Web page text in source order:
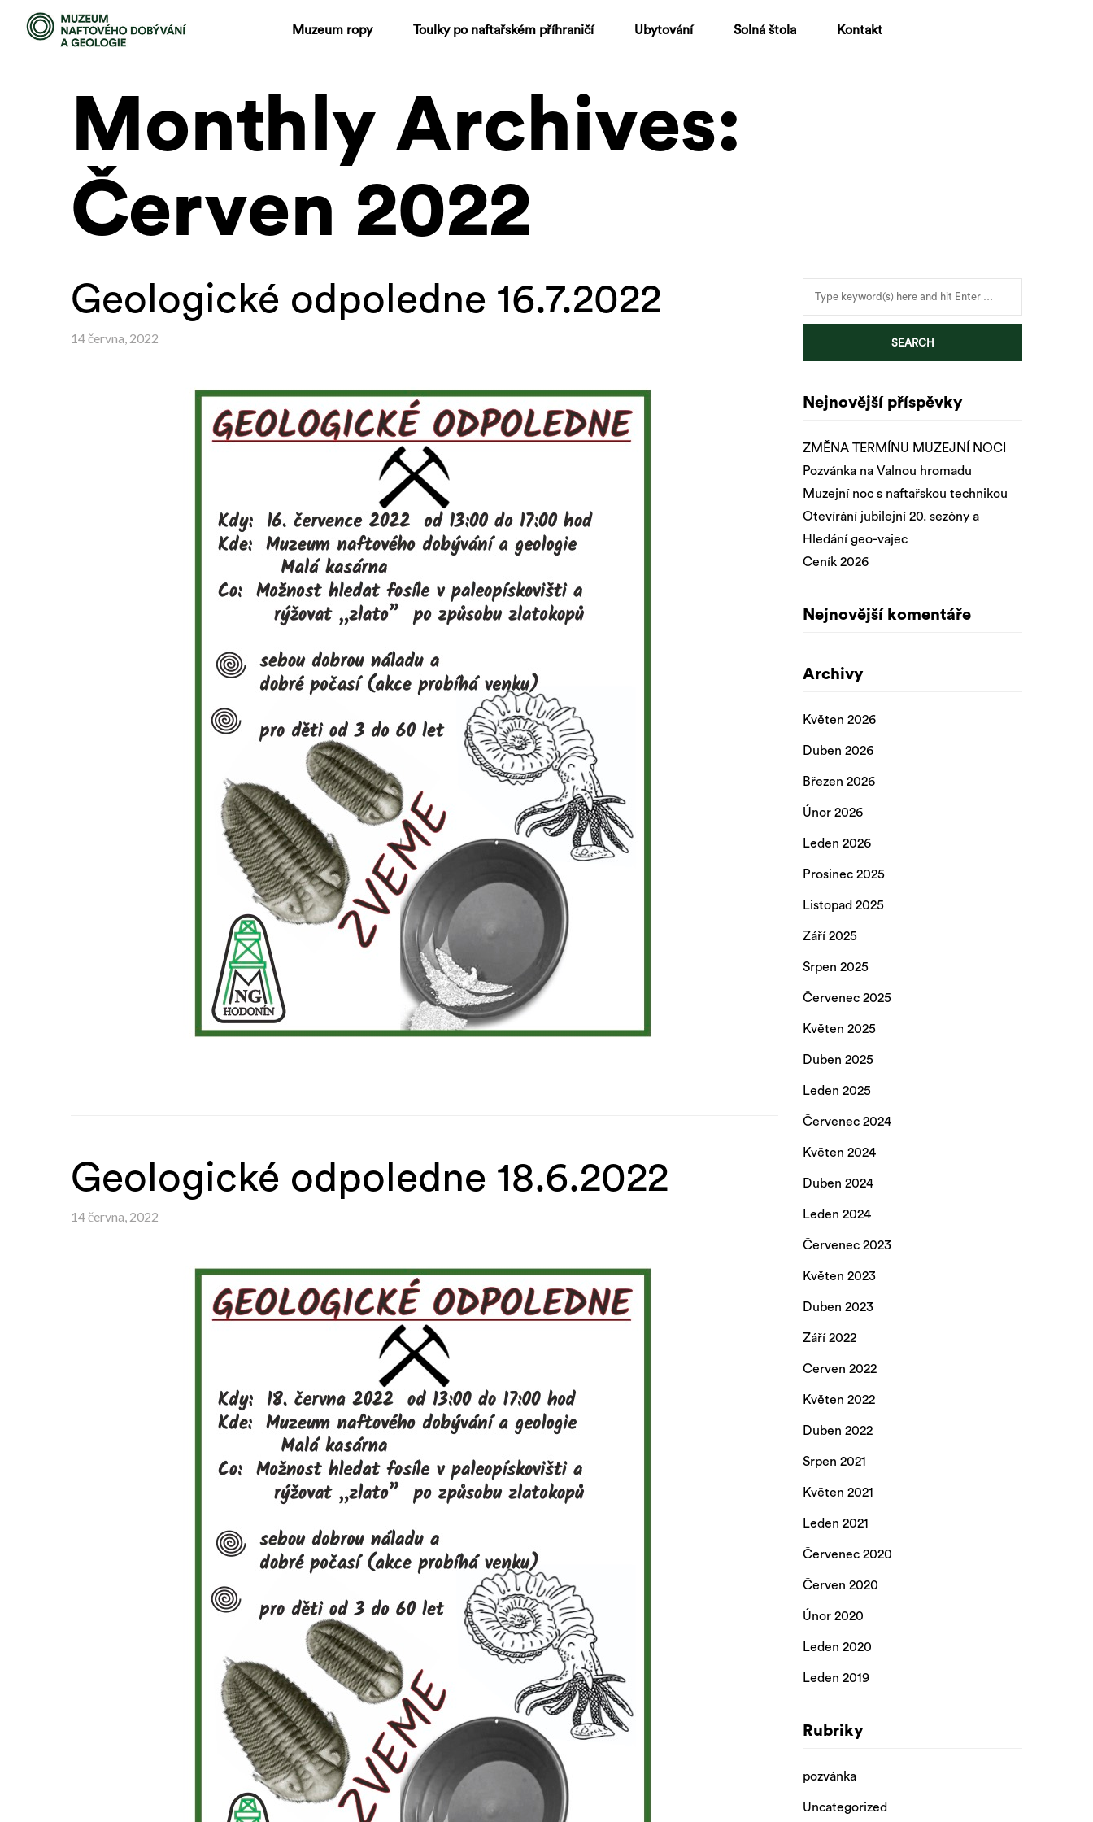
Muzeum ropy Toulky po naftařském příhraničí Ubytování Solná štola Kontakt
Monthly Archives:
Červen 2022
Geologické odpoledne 16.7.2022
14 června, 2022
Geologické odpoledne 18.6.2022
14 června, 2022
Nejnovější příspěvky
ZMĚNA TERMÍNU MUZEJNÍ NOCI
Pozvánka na Valnou hromadu
Muzejní noc s naftařskou technikou
Otevírání jubilejní 20. sezóny a
Hledání geo-vajec
Ceník 2026
Nejnovější komentáře
Archivy
Květen 2026
Duben 2026
Březen 2026
Únor 2026
Leden 2026
Prosinec 2025
Listopad 2025
Září 2025
Srpen 2025
Červenec 2025
Květen 2025
Duben 2025
Leden 2025
Červenec 2024
Květen 2024
Duben 2024
Leden 2024
Červenec 2023
Květen 2023
Duben 2023
Září 2022
Červen 2022
Květen 2022
Duben 2022
Srpen 2021
Květen 2021
Leden 2021
Červenec 2020
Červen 2020
Únor 2020
Leden 2020
Leden 2019
Rubriky
pozvánka
Uncategorized